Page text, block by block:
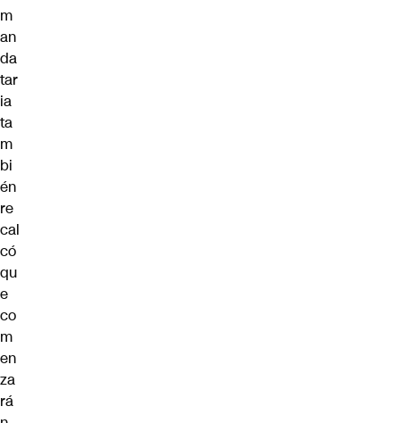
m
an
da
tar
ia
ta
m
bi
én
re
cal
có
qu
e
co
m
en
za
rá